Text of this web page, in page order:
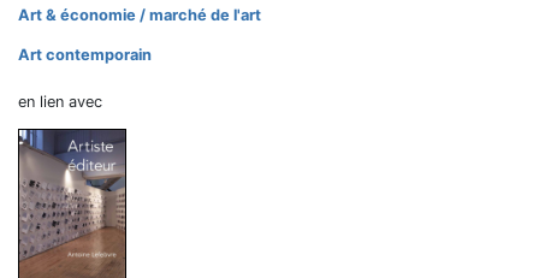
Art & économie / marché de l'art
Art contemporain
en lien avec